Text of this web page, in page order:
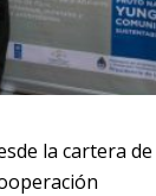
la cartera de